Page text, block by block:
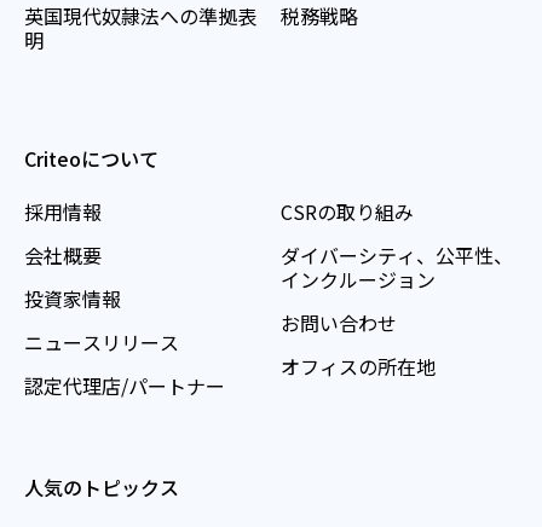
英国現代奴隷法への準拠表
明
税務戦略
Criteoについて
採用情報
会社概要
投資家情報
ニュースリリース
認定代理店/パートナー
CSRの取り組み
ダイバーシティ、公平性、
インクルージョン
お問い合わせ
オフィスの所在地
人気のトピックス